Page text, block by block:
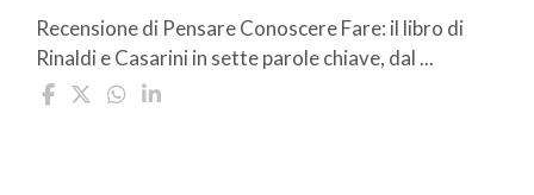
Recensione di Pensare Conoscere Fare: il libro di
Rinaldi e Casarini in sette parole chiave, dal ...